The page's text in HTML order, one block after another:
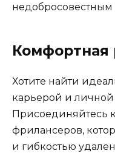
недобросовестным
Комфортная
Хотите найти
карьерой и
Присоединяйтесь
фрилансеров,
и гибкостью